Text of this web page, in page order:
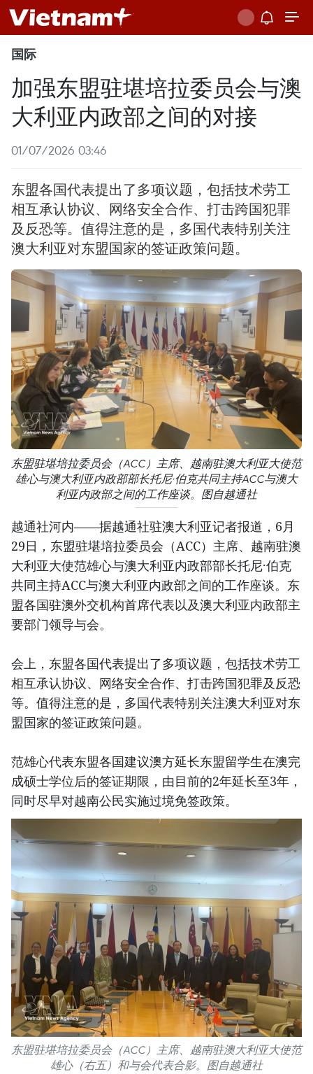
国际
加强东盟驻堪培拉委员会与澳
大利亚内政部之间的对接
01/07/2026 03:46
东盟各国代表提出了多项议题，包括技术劳工
相互承认协议、网络安全合作、打击跨国犯罪
及反恐等。值得注意的是，多国代表特别关注
澳大利亚对东盟国家的签证政策问题。
东盟驻堪培拉委员会（ACC）主席、越南驻澳大利亚大使范
雄心与澳大利亚内政部部长托尼·伯克共同主持ACC与澳大
利亚内政部之间的工作座谈。图自越通社
越通社河内——据越通社驻澳大利亚记者报道，6月
29日，东盟驻堪培拉委员会（ACC）主席、越南驻澳
大利亚大使范雄心与澳大利亚内政部部长托尼·伯克
共同主持ACC与澳大利亚内政部之间的工作座谈。东
盟各国驻澳外交机构首席代表以及澳大利亚内政部主
要部门领导与会。
会上，东盟各国代表提出了多项议题，包括技术劳工
相互承认协议、网络安全合作、打击跨国犯罪及反恐
等。值得注意的是，多国代表特别关注澳大利亚对东
盟国家的签证政策问题。
范雄心代表东盟各国建议澳方延长东盟留学生在澳完
成硕士学位后的签证期限，由目前的2年延长至3年，
同时尽早对越南公民实施过境免签政策。
东盟驻堪培拉委员会（ACC）主席、越南驻澳大利亚大使范
雄心（右五）和与会代表合影。图自越通社